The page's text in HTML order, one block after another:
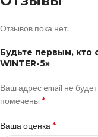
Отзывов пока нет.
Будьте первым, кто
WINTER-5»
Ваш адрес email не
помечены *
Ваша оценка *